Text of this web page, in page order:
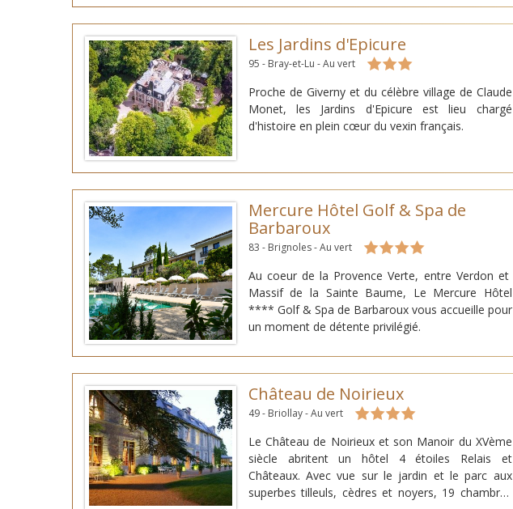
Les Jardins d'Epicure
95 - Bray-et-Lu - Au vert
Proche de Giverny et du célèbre village de Claude
Monet, les Jardins d'Epicure est lieu chargé
d'histoire en plein cœur du vexin français.
Mercure Hôtel Golf & Spa de
Barbaroux
83 - Brignoles - Au vert
Au coeur de la Provence Verte, entre Verdon et
Massif de la Sainte Baume, Le Mercure Hôtel
**** Golf & Spa de Barbaroux vous accueille pour
un moment de détente privilégié.
18 trous de renommé international, sera un lieu
propice à l'organisation de vos réunions
professionelles.
Château de Noirieux
49 - Briollay - Au vert
Le Château de Noirieux et son Manoir du XVème
siècle abritent un hôtel 4 étoiles Relais et
Châteaux. Avec vue sur le jardin et le parc aux
superbes tilleuls, cèdres et noyers, 19 chambres